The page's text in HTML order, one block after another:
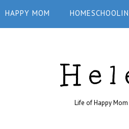
HAPPY MOM
Life of Happy